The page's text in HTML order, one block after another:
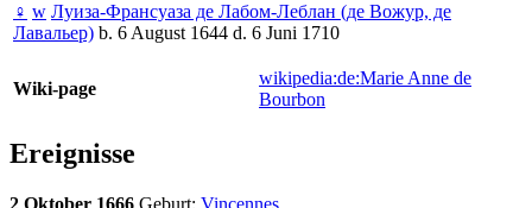
♀ w Луиза-Франсуаза де Лабом-Леблан (де Вожур, де
Лавальер) b. 6 August 1644 d. 6 Juni 1710
Wiki-page
wikipedia:de:Marie Anne de
Bourbon
Ereignisse